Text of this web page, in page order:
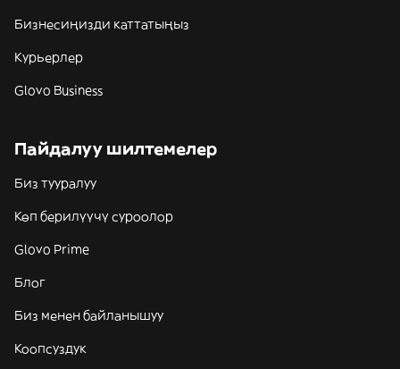
Бизнесиңизди каттатыңыз
Курьерлер
Glovo Business
Пайдалуу шилтемелер
Биз тууралуу
Көп берилүүчү суроолор
Glovo Prime
Блог
Биз менен байланышуу
Коопсуздук